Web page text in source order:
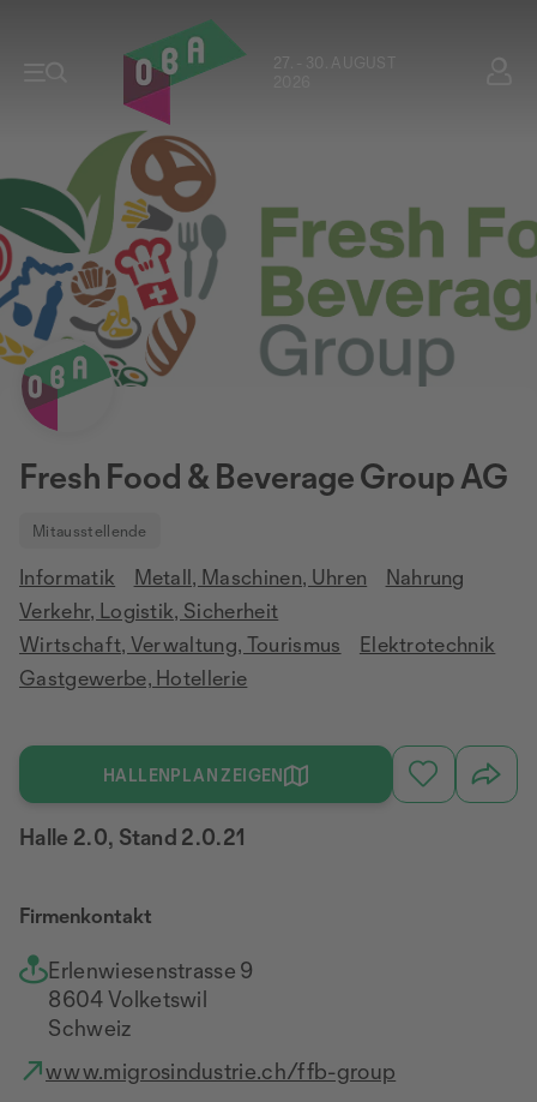
27. - 30. AUGUST
Fresh Food & Beverage Group AG
Mitausstellende
Informatik Metall, Maschinen, Uhren
Nahrung
Verkehr, Logistik, Sicherheit
Wirtschaft, Verwaltung, Tourismus
Elektrotechnik
Gastgewerbe, Hotellerie
HALLENPLAN ZEIGEN
Halle 2.0, Stand 2.0.21
Firmenkontakt
Erlenwiesenstrasse 9
8604 Volketswil
Schweiz
www.migrosindustrie.ch/ffb-group